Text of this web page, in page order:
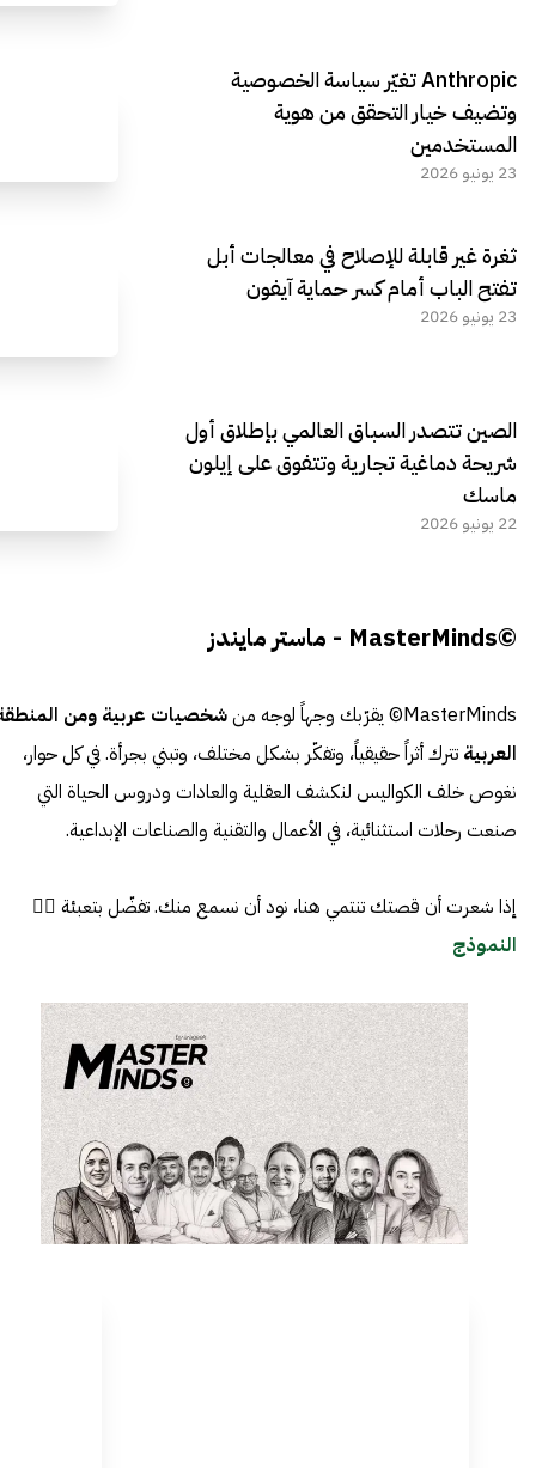
Anthropic تغيّر سياسة الخصوصية
وتضيف خيار التحقق من هوية
المستخدمين
23 يونيو 2026
ثغرة غير قابلة للإصلاح في معالجات أبل
تفتح الباب أمام كسر حماية آيفون
23 يونيو 2026
الصين تتصدر السباق العالمي بإطلاق أول
شريحة دماغية تجارية وتتفوق على إيلون
ماسك
22 يونيو 2026
©MasterMinds - ماستر مايندز
MasterMinds© يقرّبك وجهاً لوجه من
شخصيات عربية ومن
العربية تترك أثراً حقيقياً، وتفكّر بشكل مختلف، وتبني بجرأة. في كل حوار،
نغوص خلف الكواليس لنكشف العقلية والعادات ودروس الحياة التي
صنعت رحلات استثنائية، في الأعمال والتقنية والصناعات الإبداعية.
إذا شعرت أن قصتك تنتمي هنا، نود أن نسمع منك. تفضّل بتعبئة 👈🏼
النموذج